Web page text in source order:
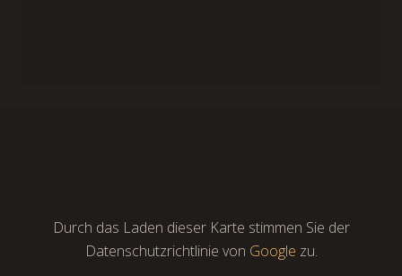
Durch das Laden dieser Karte stimmen Sie der
Datenschutzrichtlinie von Google zu.